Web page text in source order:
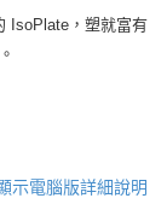
IsoPlate，塑就富有
示電腦版詳細說明